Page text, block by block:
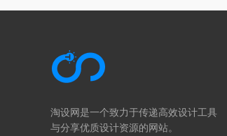
淘设网是一个致力于传递高效设计工具
与分享优质设计资源的网站。